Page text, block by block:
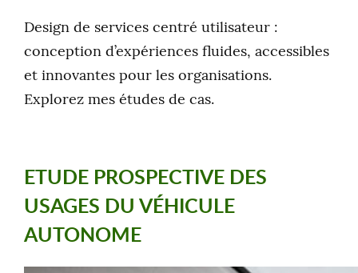
Design de services centré utilisateur :
conception d’expériences fluides, accessibles
et innovantes pour les organisations.
Explorez mes études de cas.
ETUDE PROSPECTIVE DES
USAGES DU VÉHICULE
AUTONOME